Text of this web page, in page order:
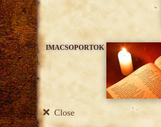
IMACSOPORTOK
Close